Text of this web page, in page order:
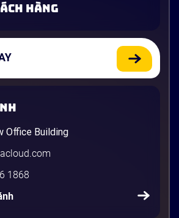
HÀNG
Office Building
1868